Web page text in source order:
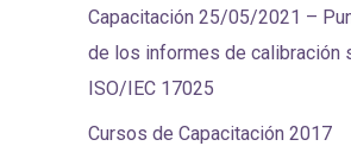
Capacitación 25/05/2021 –
de los informes de calibración
ISO/IEC 17025
Cursos de Capacitación 2017